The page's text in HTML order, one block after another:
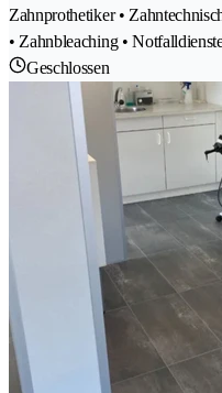
Zahnprothetiker •
• Zahnbleaching •
Geschlossen